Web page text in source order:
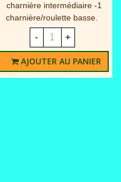
charnière intermédiaire -1
charnière/roulette basse.
- +
AJOUTER AU PANIER